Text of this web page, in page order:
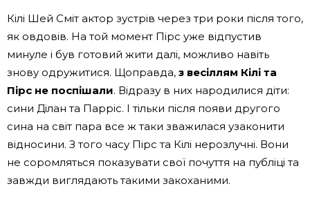
Кілі Шей Сміт актор зустрів через три роки після того,
як овдовів. На той момент Пірс уже відпустив
минуле і був готовий жити далі, можливо навіть
знову одружитися. Щоправда, з весіллям Кілі та
Пірс не поспішали. Відразу в них народилися діти:
сини Ділан та Парріс. І тільки після появи другого
сина на світ пара все ж таки зважилася узаконити
відносини. З того часу Пірс та Кілі нерозлучні. Вони
не соромляться показувати свої почуття на публіці та
завжди виглядають такими закоханими.